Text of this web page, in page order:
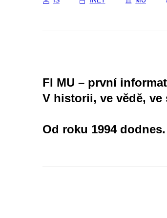
FI MU – první
V historii, ve vědě, ve
Od roku 1994 dodnes.